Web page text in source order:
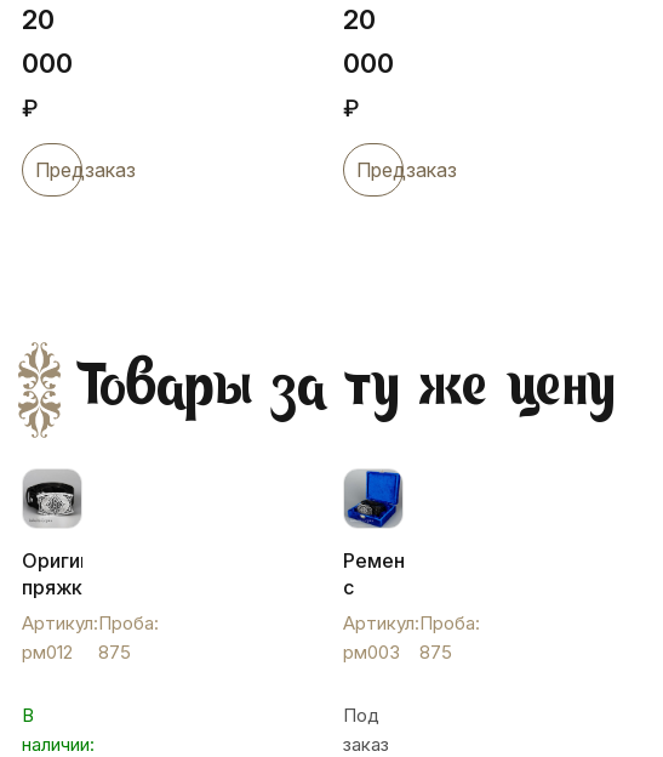
20
000
₽
Предзаказ
20
000
₽
Предзаказ
Товары за ту же цену
Оригинальная
пряжка
серебряная
кожаным
рм012
Артикул:
рм012
Проба:
875
В
наличии:
Ремень
с
серебряной
пряжкой,
рм003
Артикул:
рм003
Проба:
875
Под
заказ